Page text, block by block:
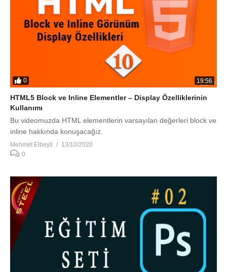
0 19:56
HTML5 Block ve Inline Elementler – Display Özelliklerinin
Kullanımı
Bu videomuzda HTML elementlerin varsayılan değerleri block ve
inline hakkında konuşacağız.
Mehmet Elbeyli
13/10/2020
0